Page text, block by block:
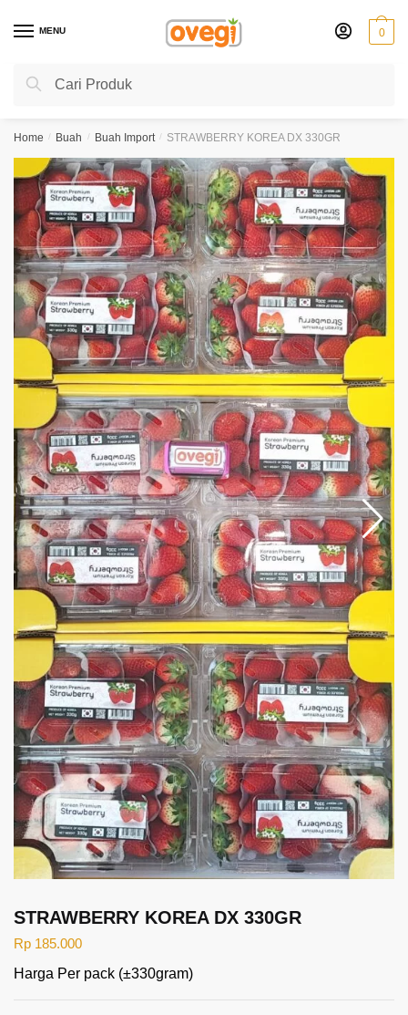
MENU
Search
Search
0
Home / Buah / Buah Import / STRAWBERRY KOREA DX 330GR
STRAWBERRY KOREA DX 330GR
Rp 185.000
Harga Per pack (±330gram)